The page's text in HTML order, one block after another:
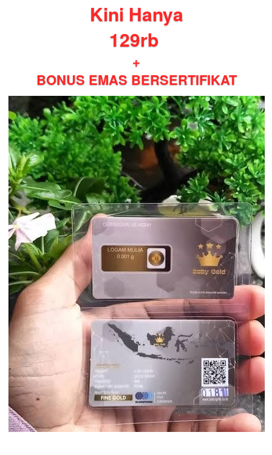
Kini Hanya
129rb
+
BONUS EMAS BERSERTIFIKAT